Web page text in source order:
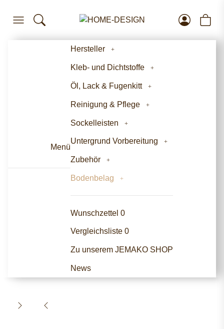
Menü
Hersteller
Kleb- und Dichtstoffe
Öl, Lack & Fugenkitt
Reinigung & Pflege
Sockelleisten
Untergrund Vorbereitung
Zubehör
Bodenbelag
Wunschzettel 0
Vergleichsliste 0
Zu unserem JEMAKO SHOP
News